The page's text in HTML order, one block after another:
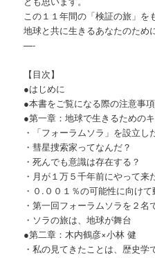
この１１年間の「検証の旅」を
地球と共に生きるあなたのため
—-
【目次】
●はじめに
●本書をご覧になる際の注意事項
●第一章：地球で生きるための
・「フォーラムソラ」を設立し
・彗星捜索家ってなんだ？
・死んでも意識は存在する？
・月が１万５千年前にやって来
・０.００１％の可能性に向け
・第一回フォーラムソラを２名
・ソラの旅は、地球が舞台
●第二章：木内鶴彦×小林 健
・私の見てきたことは、歴史学